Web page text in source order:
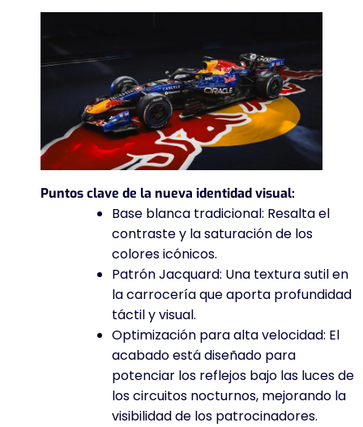
Puntos clave de la nueva identidad visual:
Base blanca tradicional: Resalta el
contraste y la saturación de los
colores icónicos.
Patrón Jacquard: Una textura sutil en
la carrocería que aporta profundidad
táctil y visual.
Optimización para alta velocidad: El
acabado está diseñado para
potenciar los reflejos bajo las luces de
los circuitos nocturnos, mejorando la
visibilidad de los patrocinadores.